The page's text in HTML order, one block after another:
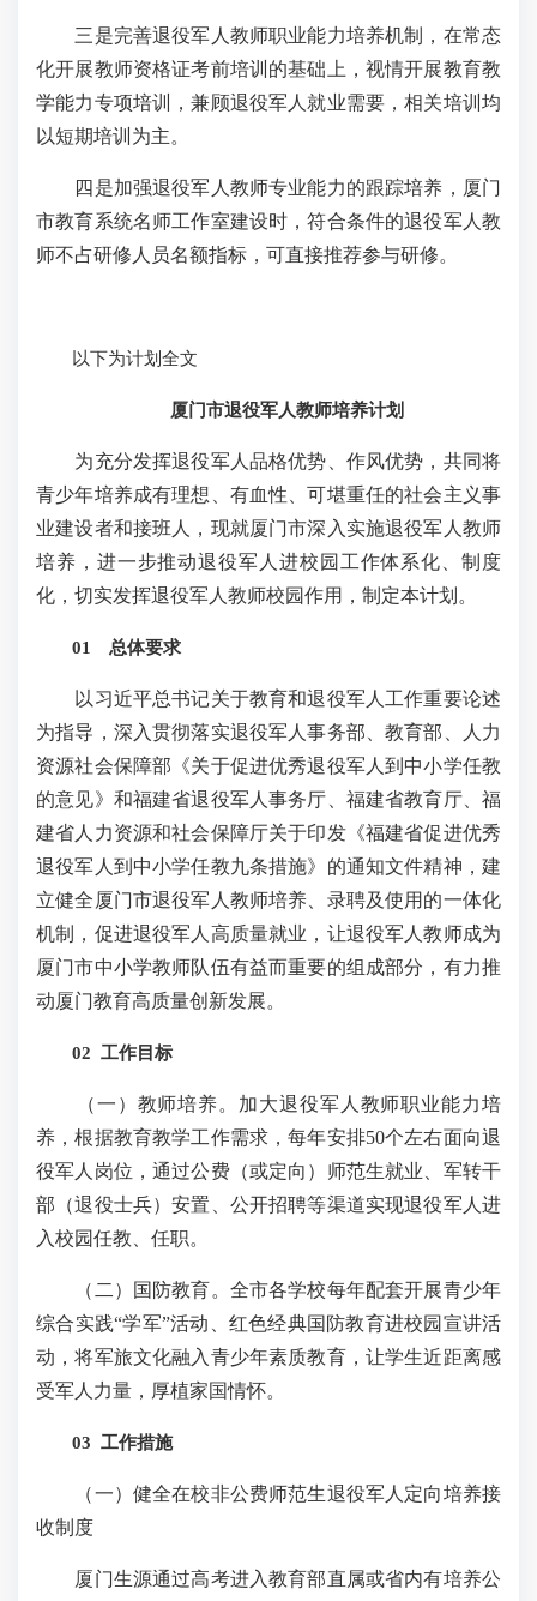
三是完善退役军人教师职业能力培养机制，在常态
化开展教师资格证考前培训的基础上，视情开展教育教
学能力专项培训，兼顾退役军人就业需要，相关培训均
以短期培训为主。
四是加强退役军人教师专业能力的跟踪培养，厦门
市教育系统名师工作室建设时，符合条件的退役军人教
师不占研修人员名额指标，可直接推荐参与研修。
以下为计划全文
厦门市退役军人教师培养计划
为充分发挥退役军人品格优势、作风优势，共同将
青少年培养成有理想、有血性、可堪重任的社会主义事
业建设者和接班人，现就厦门市深入实施退役军人教师
培养，进一步推动退役军人进校园工作体系化、制度
化，切实发挥退役军人教师校园作用，制定本计划。
01 总体要求
以习近平总书记关于教育和退役军人工作重要论述
为指导，深入贯彻落实退役军人事务部、教育部、人力
资源社会保障部《关于促进优秀退役军人到中小学任教
的意见》和福建省退役军人事务厅、福建省教育厅、福
建省人力资源和社会保障厅关于印发《福建省促进优秀
退役军人到中小学任教九条措施》的通知文件精神，建
立健全厦门市退役军人教师培养、录聘及使用的一体化
机制，促进退役军人高质量就业，让退役军人教师成为
厦门市中小学教师队伍有益而重要的组成部分，有力推
动厦门教育高质量创新发展。
02 工作目标
（一）教师培养。加大退役军人教师职业能力培
养，根据教育教学工作需求，每年安排50个左右面向退
役军人岗位，通过公费（或定向）师范生就业、军转干
部（退役士兵）安置、公开招聘等渠道实现退役军人进
入校园任教、任职。
（二）国防教育。全市各学校每年配套开展青少年
综合实践“学军”活动、红色经典国防教育进校园宣讲活
动，将军旅文化融入青少年素质教育，让学生近距离感
受军人力量，厚植家国情怀。
03 工作措施
（一）健全在校非公费师范生退役军人定向培养接
收制度
厦门生源通过高考进入教育部直属或省内有培养公